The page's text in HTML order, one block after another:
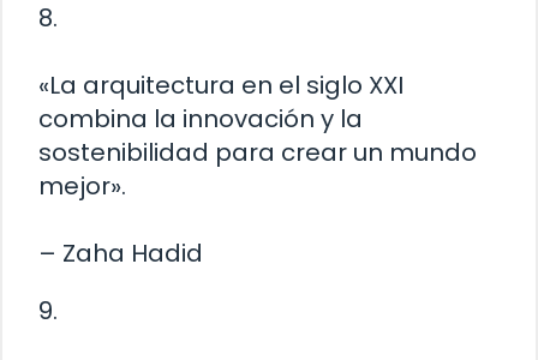
8.
«La arquitectura en el siglo XXI
combina la innovación y la
sostenibilidad para crear un mundo
mejor».
– Zaha Hadid
9.